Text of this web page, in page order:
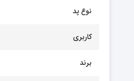
نوع پد
کاربری
برند